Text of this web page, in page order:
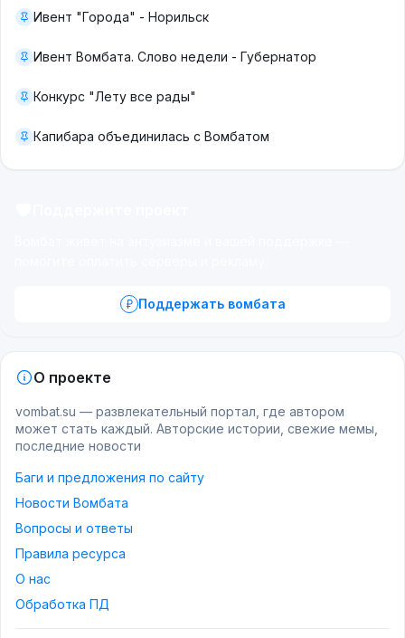
Ивент "Города" - Норильск
Ивент Вомбата. Слово недели - Губернатор
Конкурс "Лету все рады"
Капибара объединилась с Вомбатом
Поддержать вомбата
О проекте
vombat.su — развлекательный портал, где автором
может стать каждый. Авторские истории, свежие мемы,
последние новости
Баги и предложения по сайту
Новости Вомбата
Вопросы и ответы
Правила ресурса
О нас
Обработка ПД